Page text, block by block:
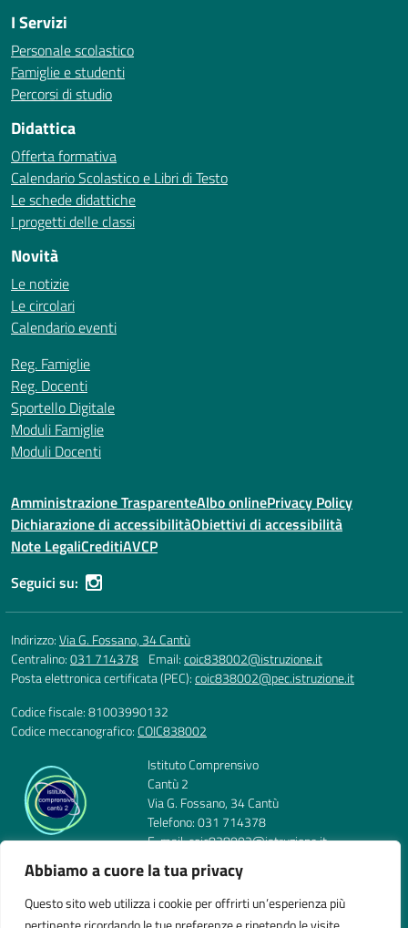
Abbiamo a cuore la tua privacy
Questo sito web utilizza i cookie per offrirti un’esperienza più
I Servizi
Personale scolastico
Famiglie e studenti
Percorsi di studio
Didattica
Offerta formativa
Calendario Scolastico e Libri di Testo
Le schede didattiche
I progetti delle classi
Novità
Le notizie
Le circolari
Calendario eventi
Reg. Famiglie
Reg. Docenti
Sportello Digitale
Moduli Famiglie
Moduli Docenti
Amministrazione TrasparenteAlbo onlinePrivacy Policy
Dichiarazione di accessibilitàObiettivi di accessibilità
Note LegaliCreditiAVCP
Seguici su:
Indirizzo:Via G. Fossano, 34 Cantù
Centralino:031 714378 Email:coic838002@istruzione.it
Posta elettronica certificata (PEC):coic838002@pec.istruzione.it
Codice fiscale: 81003990132
Codice meccanografico:COIC838002
Istituto Comprensivo
Cantù 2
Via G. Fossano, 34 Cantù
Telefono: 031 714378
E-mail: coic838002@istruzione.it
PEC: coic838002@pec.istruzione.it
Codice Meccanografico: COIC838002
Codice Fiscale: 81003990132